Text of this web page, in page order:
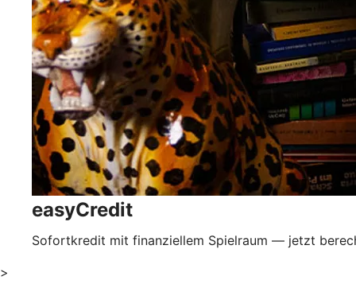
easyCredit
Sofortkredit mit finanziellem Spielraum — jetzt
>